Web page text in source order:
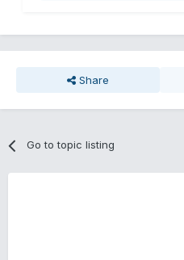
Share
Go to topic listing